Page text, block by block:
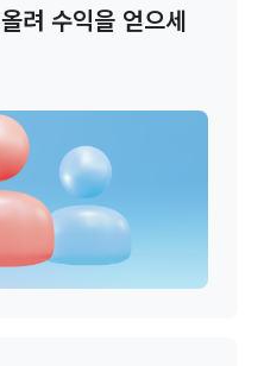
올려 수익을 얻으세